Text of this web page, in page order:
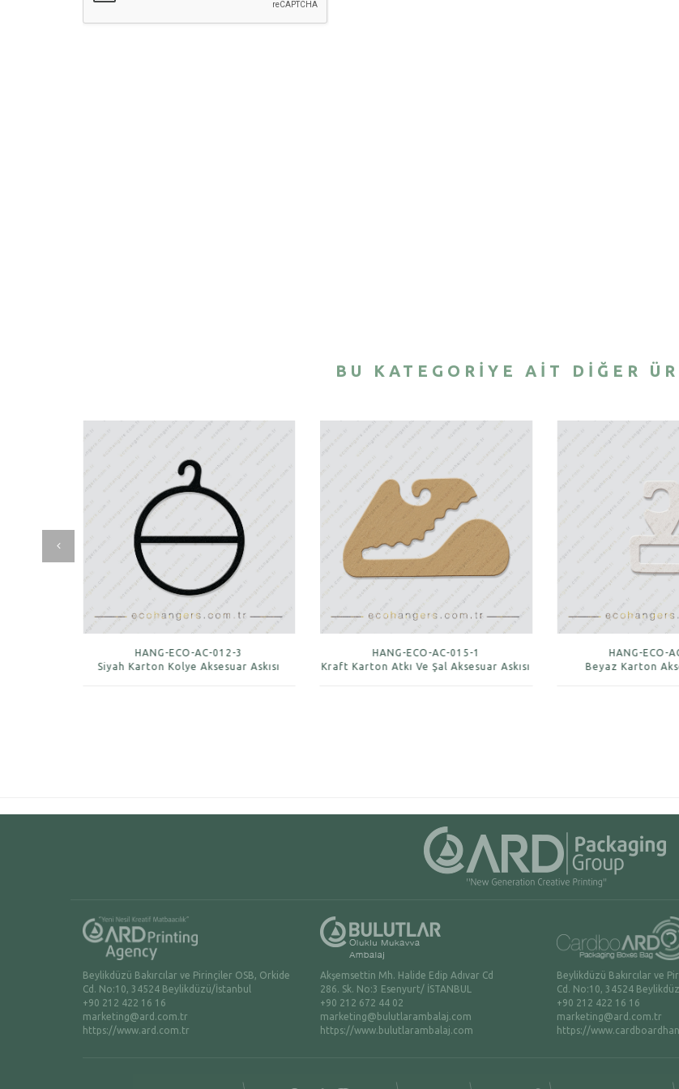
BU KATEGORIYE AIT DIĞER
HANG-ECO-AC-012-3
Siyah Karton Kolye Aksesuar Askısı
HANG-ECO-AC-015-1
Kraft Karton Atkı Ve Şal Aksesuar Askısı
HANG-ECO-
Beyaz Karton
Beylikdüzü Bakırcılar ve Pirinçiler OSB, Orkide
Cd. No:10, 34524 Beylikdüzü/İstanbul
+90 212 422 16 16
marketing@ard.com.tr
https://www.ard.com.tr
Akşemsettin Mh. Halide Edip Adıvar Cd
286. Sk. No:3 Esenyurt/ İSTANBUL
+90 212 672 44 02
marketing@bulutlarambalaj.com
https://www.bulutlarambalaj.com
Beylikdüzü Bakırcılar ve
Cd. No:10, 34524
+90 212 422 16 16
marketing@ard.com.tr
https://